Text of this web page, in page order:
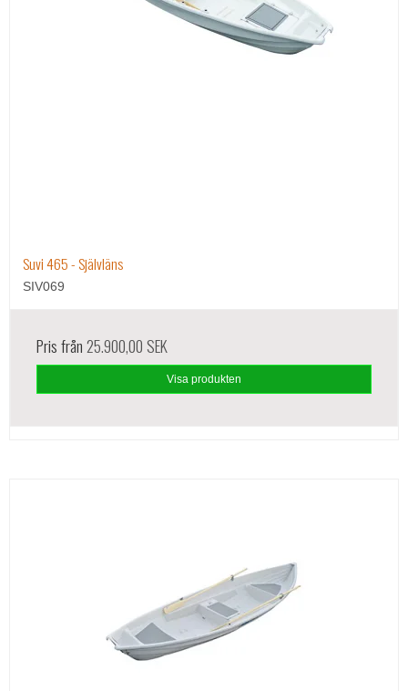
Suvi 465 - Självläns
SIV069
Pris från25.900,00 SEK
Visa produkten